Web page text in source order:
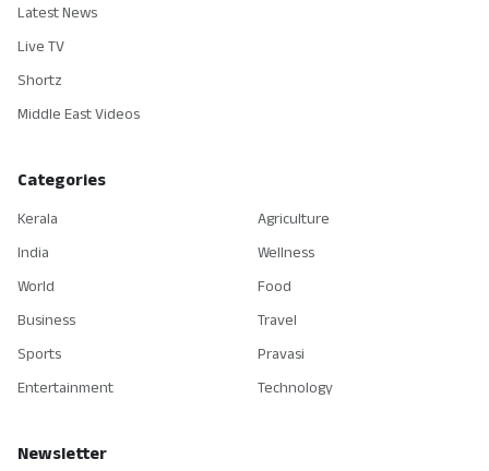
Latest News
Live TV
Shortz
Middle East Videos
Categories
Kerala
India
World
Business
Sports
Entertainment
Agriculture
Wellness
Food
Travel
Pravasi
Technology
Newsletter